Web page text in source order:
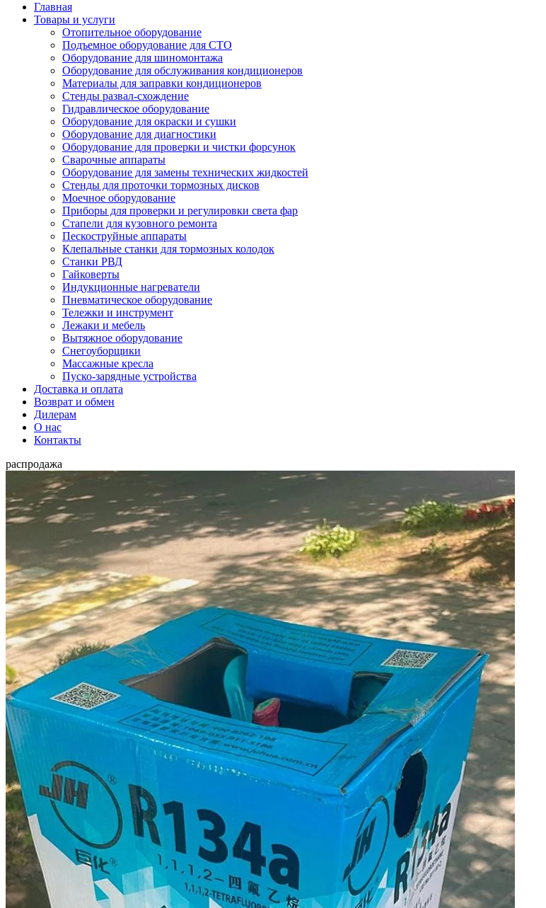
Главная
Товары и услуги
Отопительное оборудование
Подъемное оборудование для СТО
Оборудование для шиномонтажа
Оборудование для обслуживания кондиционеров
Материалы для заправки кондиционеров
Стенды развал-схождение
Гидравлическое оборудование
Оборудование для окраски и сушки
Оборудование для диагностики
Оборудование для проверки и чистки форсунок
Сварочные аппараты
Оборудование для замены технических жидкостей
Стенды для проточки тормозных дисков
Моечное оборудование
Приборы для проверки и регулировки света фар
Стапели для кузовного ремонта
Пескоструйные аппараты
Клепальные станки для тормозных колодок
Станки РВД
Гайковерты
Индукционные нагреватели
Пневматическое оборудование
Тележки и инструмент
Лежаки и мебель
Вытяжное оборудование
Снегоуборщики
Массажные кресла
Пуско-зарядные устройства
Доставка и оплата
Возврат и обмен
Дилерам
О нас
Контакты
распродажа